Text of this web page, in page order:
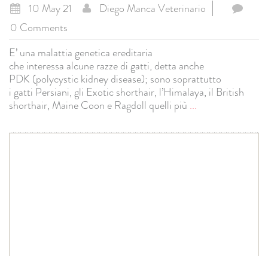
10 May 21
Diego Manca Veterinario
0 Comments
E’ una malattia genetica ereditaria
che interessa alcune razze di gatti, detta anche
PDK (polycystic kidney disease); sono soprattutto
i gatti Persiani, gli Exotic shorthair, l’Himalaya, il British
shorthair, Maine Coon e Ragdoll quelli più ...